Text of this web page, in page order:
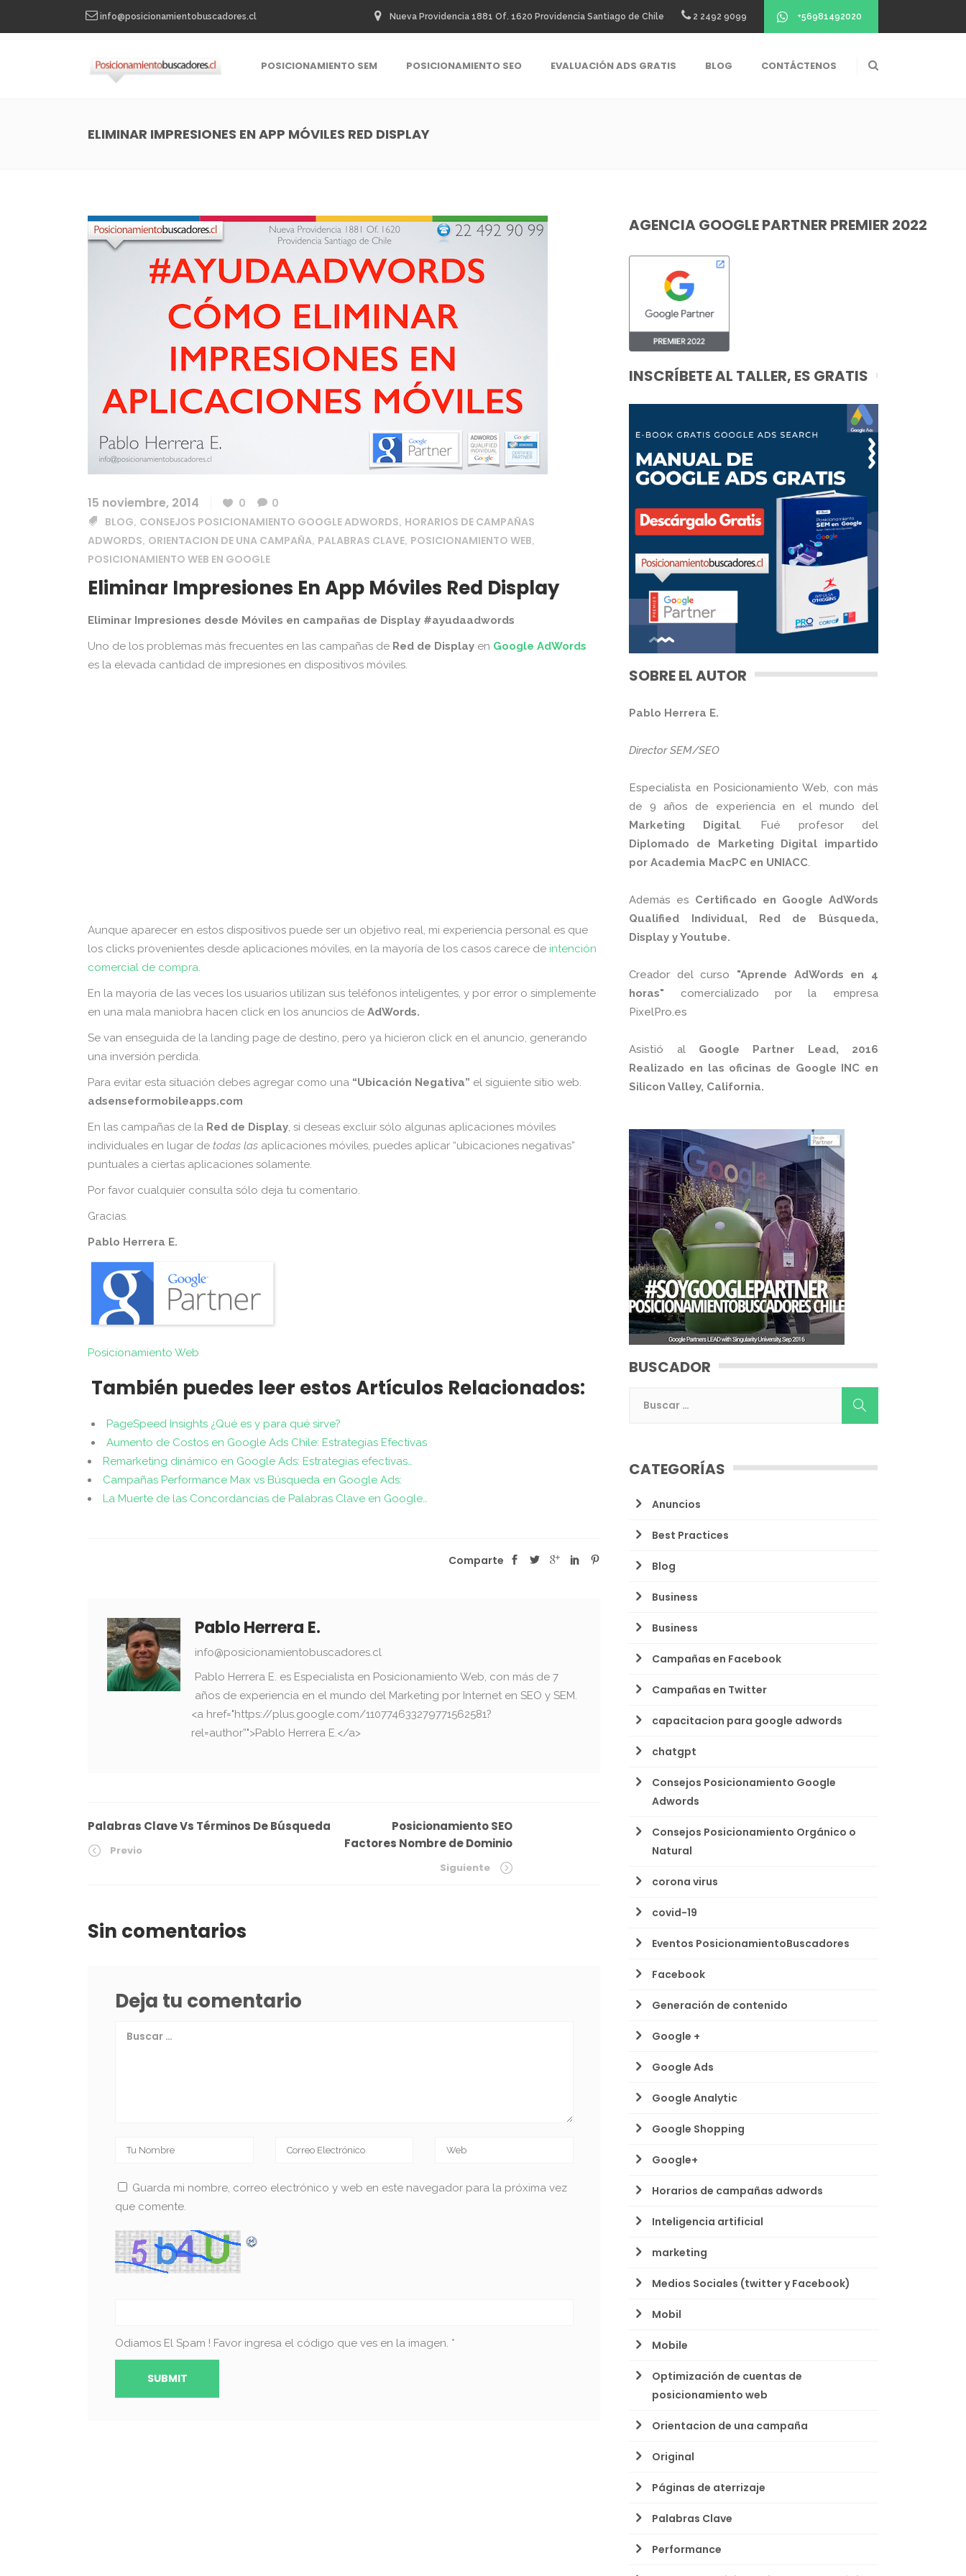
info@posicionamientobuscadores.cl Nueva Providencia 1881 Of. 1620 Providencia Santiago de Chile 2 2492 9099 +56981492020
POSICIONAMIENTO SEM POSICIONAMIENTO SEO EVALUACIÓN ADS GRATIS BLOG CONTÁCTENOS
ELIMINAR IMPRESIONES EN APP MÓVILES RED DISPLAY
15 noviembre, 2014 0
0
BLOG, CONSEJOS POSICIONAMIENTO GOOGLE ADWORDS, HORARIOS DE CAMPAÑAS
ADWORDS, ORIENTACION DE UNA CAMPAÑA, PALABRAS CLAVE, POSICIONAMIENTO WEB,
POSICIONAMIENTO WEB EN GOOGLE
Eliminar Impresiones En App Móviles Red Display
Eliminar Impresiones desde Móviles en campañas de Display #ayudaadwords
Uno de los problemas más frecuentes en las campañas de Red de Display en Google AdWords
es la elevada cantidad de impresiones en dispositivos móviles.
Aunque aparecer en estos dispositivos puede ser un objetivo real, mi experiencia personal es que
los clicks provenientes desde aplicaciones móviles, en la mayoría de los casos carece de intención
comercial de compra.
En la mayoría de las veces los usuarios utilizan sus teléfonos inteligentes, y por error o simplemente
en una mala maniobra hacen click en los anuncios de AdWords.
Se van enseguida de la landing page de destino, pero ya hicieron click en el anuncio, generando
una inversión perdida.
Para evitar esta situación debes agregar como una “Ubicación Negativa” el siguiente sitio web.
adsenseformobileapps.com
En las campañas de la Red de Display, si deseas excluir sólo algunas aplicaciones móviles
individuales en lugar de todas las aplicaciones móviles, puedes aplicar “ubicaciones negativas”
puntuales a ciertas aplicaciones solamente.
Por favor cualquier consulta sólo deja tu comentario.
Gracias.
Pablo Herrera E.
Posicionamiento Web
También puedes leer estos Artículos Relacionados:
PageSpeed Insights ¿Qué es y para qué sirve?
Aumento de Costos en Google Ads Chile: Estrategias Efectivas
Remarketing dinámico en Google Ads: Estrategias efectivas…
Campañas Performance Max vs Búsqueda en Google Ads:
La Muerte de las Concordancias de Palabras Clave en Google…
Comparte
Pablo Herrera E.
info@posicionamientobuscadores.cl
Pablo Herrera E. es Especialista en Posicionamiento Web, con más de 7
años de experiencia en el mundo del Marketing por Internet en SEO y SEM.
<a href="https://plus.google.com/110774633279771562581?
rel=author”">Pablo Herrera E.</a>
Palabras Clave Vs Términos De Búsqueda
Previo
Posicionamiento SEO
Factores Nombre de Dominio
Siguiente
Sin comentarios
Deja tu comentario
Guarda mi nombre, correo electrónico y web en este navegador para la próxima vez
que comente.
Odiamos El Spam ! Favor ingresa el código que ves en la imagen. *
AGENCIA GOOGLE PARTNER PREMIER 2022
INSCRÍBETE AL TALLER, ES GRATIS
SOBRE EL AUTOR
Pablo Herrera E.
Director SEM/SEO
Especialista en Posicionamiento Web, con más
de 9 años de experiencia en el mundo del
Marketing Digital. Fué profesor del
Diplomado de Marketing Digital impartido
por Academia MacPC en UNIACC.
Además es Certificado en Google AdWords
Qualified Individual, Red de Búsqueda,
Display y Youtube.
Creador del curso "Aprende AdWords en 4
horas" comercializado por la empresa
PixelPro.es
Asistió al Google Partner Lead, 2016
Realizado en las oficinas de Google INC en
Silicon Valley, California.
BUSCADOR
CATEGORÍAS
Anuncios
Best Practices
Blog
Business
Business
Campañas en Facebook
Campañas en Twitter
capacitacion para google adwords
chatgpt
Consejos Posicionamiento Google
Adwords
Consejos Posicionamiento Orgánico o
Natural
corona virus
covid-19
Eventos PosicionamientoBuscadores
Facebook
Generación de contenido
Google +
Google Ads
Google Analytic
Google Shopping
Google+
Horarios de campañas adwords
Inteligencia artificial
marketing
Medios Sociales (twitter y Facebook)
Mobil
Mobile
Optimización de cuentas de
posicionamiento web
Orientacion de una campaña
Original
Páginas de aterrizaje
Palabras Clave
Performance